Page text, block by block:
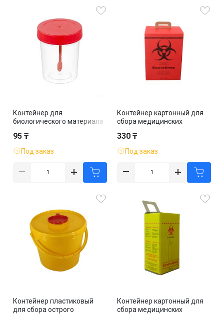
Контейнер для
биологического материала
95 ₸
Под заказ
Контейнер картонный для
сбора медицинских
красный
330 ₸
Под заказ
Контейнер пластиковый
для сбора острого
Контейнер картонный для
сбора медицинских